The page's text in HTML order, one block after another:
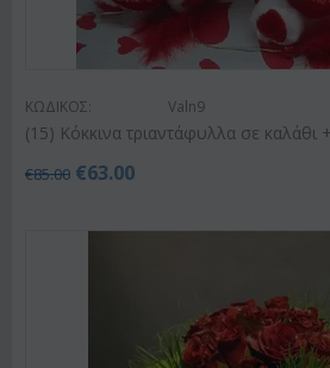
ΚΩΔΙΚΟΣ: Valn9
(15) Κόκκινα τριαντάφυλλα σε καλάθι
€85.00 €63.00